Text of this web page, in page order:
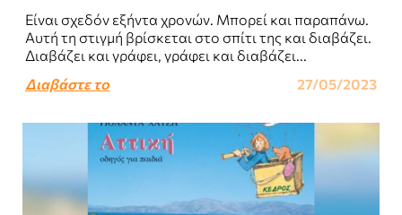
Είναι σχεδόν εξήντα χρονών. Μπορεί και παραπάνω.
Αυτή τη στιγμή βρίσκεται στο σπίτι της και διαβάζει.
Διαβάζει και γράφει, γράφει και διαβάζει...
Διαβάστε το
27/05/2023